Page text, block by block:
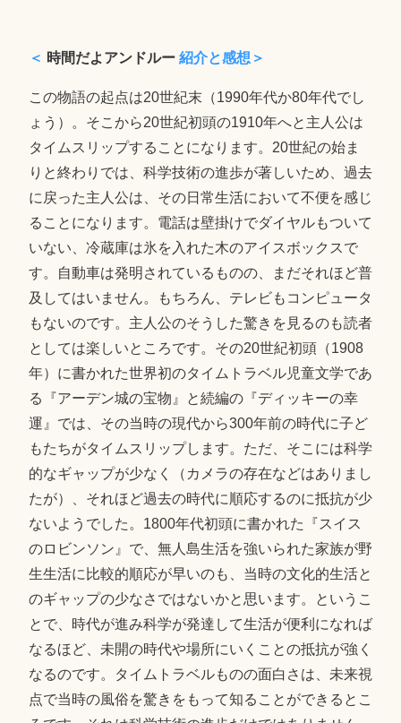
＜ 時間だよアンドルー紹介と感想＞
この物語の起点は20世紀末（1990年代か80年代でし
ょう）。そこから20世紀初頭の1910年へと主人公は
タイムスリップすることになります。20世紀の始ま
りと終わりでは、科学技術の進歩が著しいため、過去
に戻った主人公は、その日常生活において不便を感じ
ることになります。電話は壁掛けでダイヤルもついて
いない、冷蔵庫は氷を入れた木のアイスボックスで
す。自動車は発明されているものの、まだそれほど普
及してはいません。もちろん、テレビもコンピュータ
もないのです。主人公のそうした驚きを見るのも読者
としては楽しいところです。その20世紀初頭（1908
年）に書かれた世界初のタイムトラベル児童文学であ
る『アーデン城の宝物』と続編の『ディッキーの幸
運』では、その当時の現代から300年前の時代に子ど
もたちがタイムスリップします。ただ、そこには科学
的なギャップが少なく（カメラの存在などはありまし
たが）、それほど過去の時代に順応するのに抵抗が少
ないようでした。1800年代初頭に書かれた『スイス
のロビンソン』で、無人島生活を強いられた家族が野
生生活に比較的順応が早いのも、当時の文化的生活と
のギャップの少なさではないかと思います。というこ
とで、時代が進み科学が発達して生活が便利になれば
なるほど、未開の時代や場所にいくことの抵抗が強く
なるのです。タイムトラベルものの面白さは、未来視
点で当時の風俗を驚きをもって知ることができるとこ